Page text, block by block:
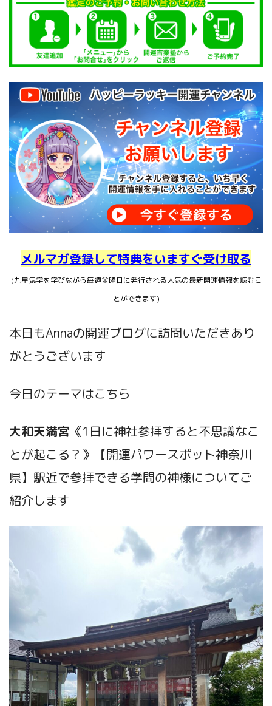
メルマガ登録して特典をいますぐ受け取る
(九星気学を学びながら毎週金曜日に発行される人気の最新開運情報を読むこ
とができます)
本日もAnnaの開運ブログに訪問いただきあり
がとうございます
今日のテーマはこちら
大和天満宮 《1日に神社参拝すると不思議なこ
とが起こる？》【開運パワースポット神奈川
県】駅近で参拝できる学問の神様についてご
紹介します